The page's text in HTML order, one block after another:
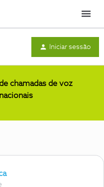
Menu
Iniciar sessão
chamadas de voz